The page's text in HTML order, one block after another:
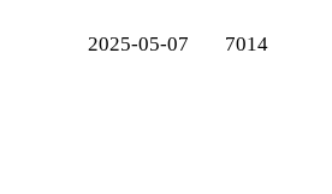
2025-05-07 7014